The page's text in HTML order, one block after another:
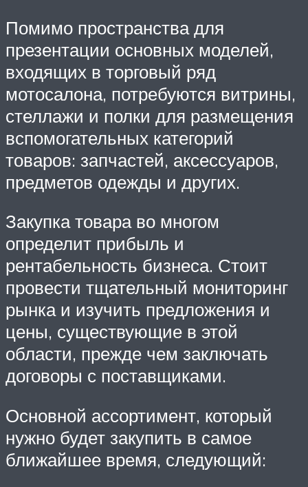
Помимо пространства для
презентации основных моделей,
входящих в торговый ряд
мотосалона, потребуются витрины,
стеллажи и полки для размещения
вспомогательных категорий
товаров: запчастей, аксессуаров,
предметов одежды и других.
Закупка товара во многом
определит прибыль и
рентабельность бизнеса. Стоит
провести тщательный мониторинг
рынка и изучить предложения и
цены, существующие в этой
области, прежде чем заключать
договоры с поставщиками.
Основной ассортимент, который
нужно будет закупить в самое
ближайшее время, следующий: